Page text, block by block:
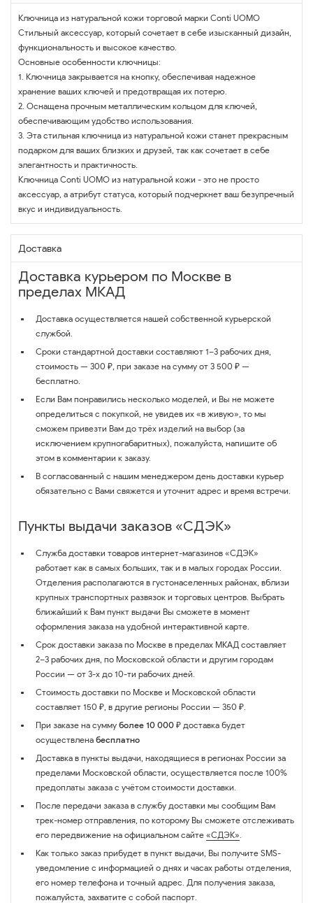
Ключница из натуральной кожи торговой марки Conti UOMO
Стильный аксессуар, который сочетает в себе изысканный дизайн,
функциональность и высокое качество.
Основные особенности ключницы:
1. Ключница закрывается на кнопку, обеспечивая надежное
хранение ваших ключей и предотвращая их потерю.
2. Оснащена прочным металлическим кольцом для ключей,
обеспечивающим удобство использования.
3. Эта стильная ключница из натуральной кожи станет прекрасным
подарком для ваших близких и друзей, так как сочетает в себе
элегантность и практичность.
Ключница Conti UOMO из натуральной кожи - это не просто
аксессуар, а атрибут статуса, который подчеркнет ваш безупречный
вкус и индивидуальность.
Доставка
Доставка курьером по Москве в
пределах МКАД
Доставка осуществляется нашей собственной курьерской
службой.
Сроки стандартной доставки составляют 1–3 рабочих дня,
стоимость — 300 ₽, при заказе на сумму от 3 500 ₽ —
бесплатно.
Если Вам понравились несколько моделей, и Вы не можете
определиться с покупкой, не увидев их «в живую», то мы
сможем привезти Вам до трёх изделий на выбор (за
исключением крупногабаритных), пожалуйста, напишите об
этом в комментарии к заказу.
В согласованный с нашим менеджером день доставки курьер
обязательно с Вами свяжется и уточнит адрес и время встречи.
Пункты выдачи заказов «СДЭК»
Служба доставки товаров интернет-магазинов «СДЭК»
работает как в самых больших, так и в малых городах России.
Отделения располагаются в густонаселенных районах, вблизи
крупных транспортных развязок и торговых центров. Выбрать
ближайший к Вам пункт выдачи Вы сможете в момент
оформления заказа на удобной интерактивной карте.
Срок доставки заказа по Москве в пределах МКАД составляет
2–3 рабочих дня, по Московской области и другим городам
России — от 3-х до 10-ти рабочих дней.
Стоимость доставки по Москве и Московской области
составляет 150 ₽, в другие регионы России — 350 ₽.
При заказе на сумму более 10 000 ₽ доставка будет
осуществлена бесплатно
Доставка в пункты выдачи, находящиеся в регионах России за
пределами Московской области, осуществляется после 100%
предоплаты заказа с учётом стоимости доставки.
После передачи заказа в службу доставки мы сообщим Вам
трек-номер отправления, по которому Вы сможете отслеживать
его передвижение на официальном сайте «СДЭК».
Как только заказ прибудет в пункт выдачи, Вы получите SMS-
уведомление с информацией о днях и часах работы отделения,
его номер телефона и точный адрес. Для получения заказа,
пожалуйста, захватите с собой паспорт.